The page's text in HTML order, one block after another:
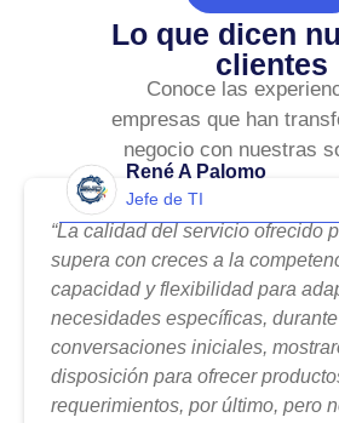
Lo que dicen
clientes
Conoce las
empresas que han
negocio con nuestras
René A Palomo
Jefe de TI
“La calidad del servicio ofrecido
supera con creces a la
capacidad y flexibilidad para
necesidades específicas,
conversaciones iniciales,
disposición para ofrecer
requerimientos, por último, pero